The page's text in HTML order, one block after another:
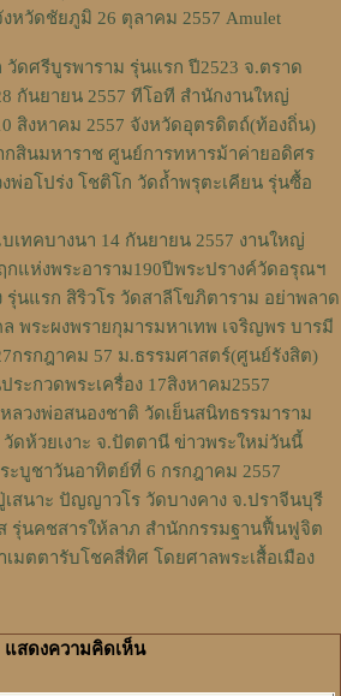
งหวัดชัยภูมิ 26 ตุลาคม 2557 Amulet
ดศรีบูรพาราม รุ่นแรก ปี2523 จ.ตราด
กันยายน 2557 ทีโอที สำนักงานใหญ่
สิงหาคม 2557 จังหวัดอุตรดิตถ์(ท้องถิ่น)
กสินมหาราช ศูนย์การทหารม้าค่ายอดิศร
พ่อโปร่ง โชติโก วัดถ้ำพรุตะเคียน รุ่นซื้อ
เทคบางนา 14 กันยายน 2557 งานใหญ่
แห่งพระอาราม190ปีพระปรางค์วัดอรุณฯ
รุ่นแรก สิริวโร วัดสาลีโขภิตาราม อย่าพลาด
พระผงพรายกุมารมหาเทพ เจริญพร บารมี
กรกฎาคม 57 ม.ธรรมศาสตร์(ศูนย์รังสิต)
ะกวดพระเครื่อง 17สิงหาคม2557
ลวงพ่อสนองชาติ วัดเย็นสนิทธรรมาราม
ดห้วยเงาะ จ.ปัตตานี ข่าวพระใหม่วันนี้
ะบูชาวันอาทิตย์ที่ 6 กรกฎาคม 2557
สนาะ ปัญญาวโร วัดบางคาง จ.ปราจีนบุรี
รุ่นคชสารให้ลาภ สำนักกรรมฐานฟื้นฟูจิต
มตตารับโชคสี่ทิศ โดยศาลพระเสื้อเมือง
แสดงความคิดเห็น